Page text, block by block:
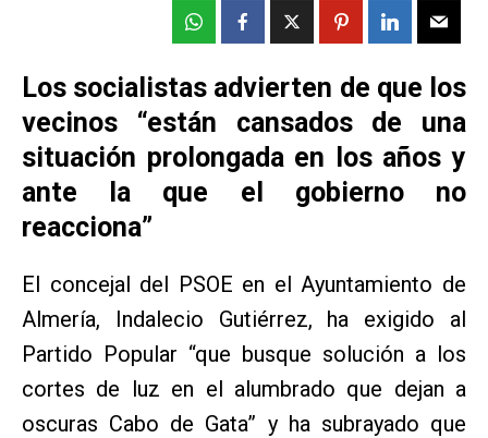
Los socialistas advierten de que los
vecinos “están cansados de una
situación prolongada en los años y
ante la que el gobierno no
reacciona”
El concejal del PSOE en el Ayuntamiento de
Almería, Indalecio Gutiérrez, ha exigido al
Partido Popular “que busque solución a los
cortes de luz en el alumbrado que dejan a
oscuras Cabo de Gata” y ha subrayado que